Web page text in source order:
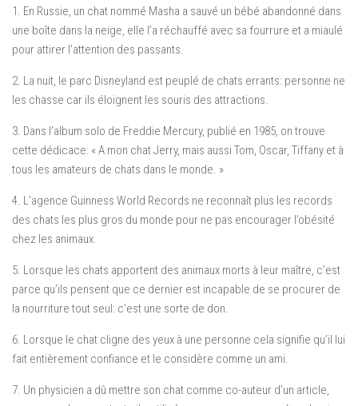
1. En Russie, un chat nommé Masha a sauvé un bébé abandonné dans
une boîte dans la neige, elle l’a réchauffé avec sa fourrure et a miaulé
pour attirer l’attention des passants.
2. La nuit, le parc Disneyland est peuplé de chats errants: personne ne
les chasse car ils éloignent les souris des attractions.
3. Dans l’album solo de Freddie Mercury, publié en 1985, on trouve
cette dédicace: « A mon chat Jerry, mais aussi Tom, Oscar, Tiffany et à
tous les amateurs de chats dans le monde. »
4. L’agence Guinness World Records ne reconnaît plus les records
des chats les plus gros du monde pour ne pas encourager l’obésité
chez les animaux.
5. Lorsque les chats apportent des animaux morts à leur maître, c’est
parce qu’ils pensent que ce dernier est incapable de se procurer de
la nourriture tout seul: c’est une sorte de don.
6. Lorsque le chat cligne des yeux à une personne cela signifie qu’il lui
fait entièrement confiance et le considère comme un ami.
7. Un physicien a dû mettre son chat comme co-auteur d’un article,